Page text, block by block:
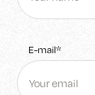
E-mail*